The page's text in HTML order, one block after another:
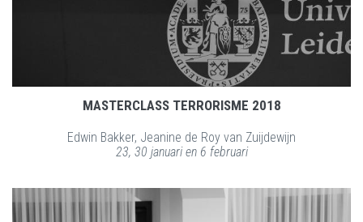
MASTERCLASS TERRORISME 2018
Edwin Bakker, Jeanine de Roy van Zuijdewijn
23, 30 januari en 6 februari